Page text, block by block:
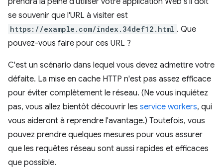
se souvenir que l'URL à visiter est
https://example.com/index.34def12.html . Que
pouvez-vous faire pour ces URL ?
C'est un scénario dans lequel vous devez admettre votre
défaite. La mise en cache HTTP n'est pas assez efficace
pour éviter complètement le réseau. (Ne vous inquiétez
pas, vous allez bientôt découvrir les service workers, qui
vous aideront à reprendre l'avantage.) Toutefois, vous
pouvez prendre quelques mesures pour vous assurer
que les requêtes réseau sont aussi rapides et efficaces
que possible.